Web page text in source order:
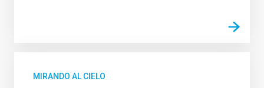
MIRANDO AL CIELO